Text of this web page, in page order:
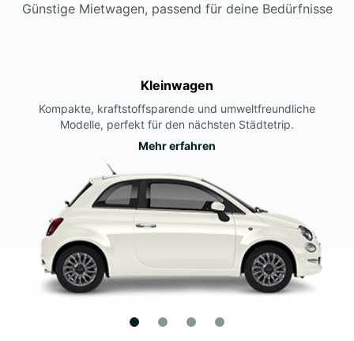
Günstige Mietwagen, passend für deine Bedürfnisse
Kleinwagen
Kompakte, kraftstoffsparende und umweltfreundliche
Modelle, perfekt für den nächsten Städtetrip.
Mehr erfahren